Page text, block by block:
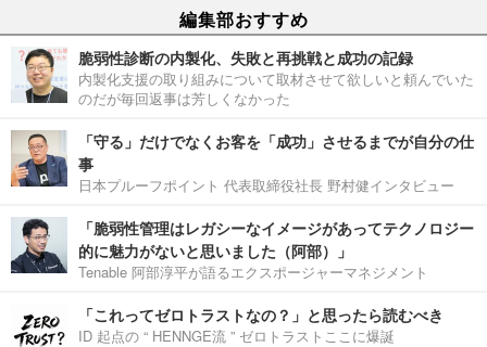
編集部おすすめ
脆弱性診断の内製化、失敗と再挑戦と成功の記録
内製化支援の取り組みについて取材させて欲しいと頼んでいた
のだが毎回返事は芳しくなかった
「守る」だけでなくお客を「成功」させるまでが自分の仕
事
日本プルーフポイント 代表取締役社長 野村健インタビュー
「脆弱性管理はレガシーなイメージがあってテクノロジー
的に魅力がないと思いました（阿部）」
Tenable 阿部淳平が語るエクスポージャーマネジメント
「これってゼロトラストなの？」と思ったら読むべき
ID 起点の “ HENNGE流 ” ゼロトラストここに爆誕